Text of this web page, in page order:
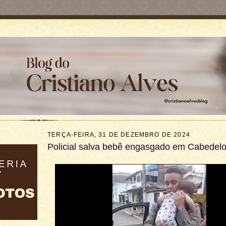
TERÇA-FEIRA, 31 DE DEZEMBRO DE 2024
Policial salva bebê engasgado em Cabedelo